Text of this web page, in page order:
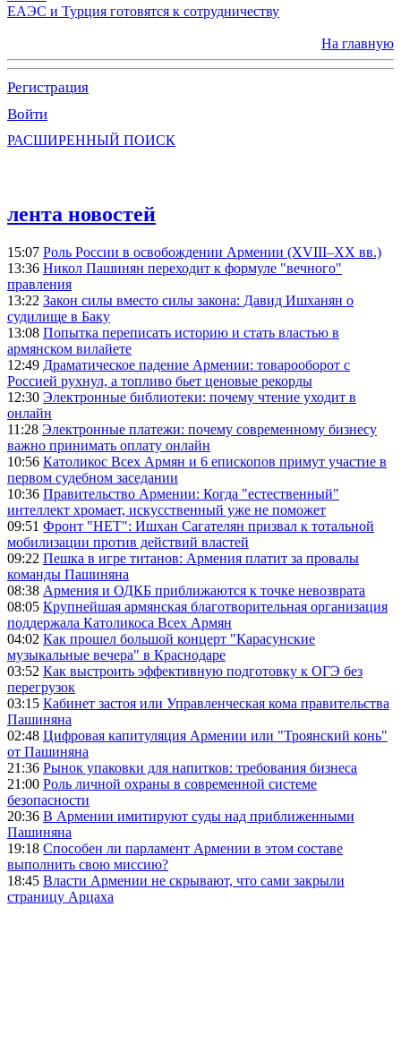
ЕАЭС и Турция готовятся к сотрудничеству
На главную
Регистрация
Войти
РАСШИРЕННЫЙ ПОИСК
лента новостей
15:07 Роль России в освобождении Армении (XVIII–XX вв.)
13:36 Никол Пашинян переходит к формуле "вечного"
правления
13:22 Закон силы вместо силы закона: Давид Ишханян о
судилище в Баку
13:08 Попытка переписать историю и стать властью в
армянском вилайете
12:49 Драматическое падение Армении: товарооборот с
Россией рухнул, а топливо бьет ценовые рекорды
12:30 Электронные библиотеки: почему чтение уходит в
онлайн
11:28 Электронные платежи: почему современному бизнесу
важно принимать оплату онлайн
10:56 Католикос Всех Армян и 6 епископов примут участие в
первом судебном заседании
10:36 Правительство Армении: Когда "естественный"
интеллект хромает, искусственный уже не поможет
09:51 Фронт "НЕТ": Ишхан Сагателян призвал к тотальной
мобилизации против действий властей
09:22 Пешка в игре титанов: Армения платит за провалы
команды Пашиняна
08:38 Армения и ОДКБ приближаются к точке невозврата
08:05 Крупнейшая армянская благотворительная организация
поддержала Католикоса Всех Армян
04:02 Как прошел большой концерт "Карасунские
музыкальные вечера" в Краснодаре
03:52 Как выстроить эффективную подготовку к ОГЭ без
перегрузок
03:15 Кабинет застоя или Управленческая кома правительства
Пашиняна
02:48 Цифровая капитуляция Армении или "Троянский конь"
от Пашиняна
21:36 Рынок упаковки для напитков: требования бизнеса
21:00 Роль личной охраны в современной системе
безопасности
20:36 В Армении имитируют суды над приближенными
Пашиняна
19:18 Способен ли парламент Армении в этом составе
выполнить свою миссию?
18:45 Власти Армении не скрывают, что сами закрыли
страницу Арцаха